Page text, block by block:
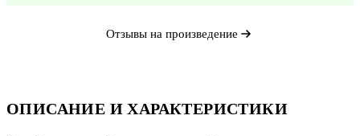
ОПИСАНИЕ И ХАРАКТЕРИСТИКИ
Отзывы на произведение